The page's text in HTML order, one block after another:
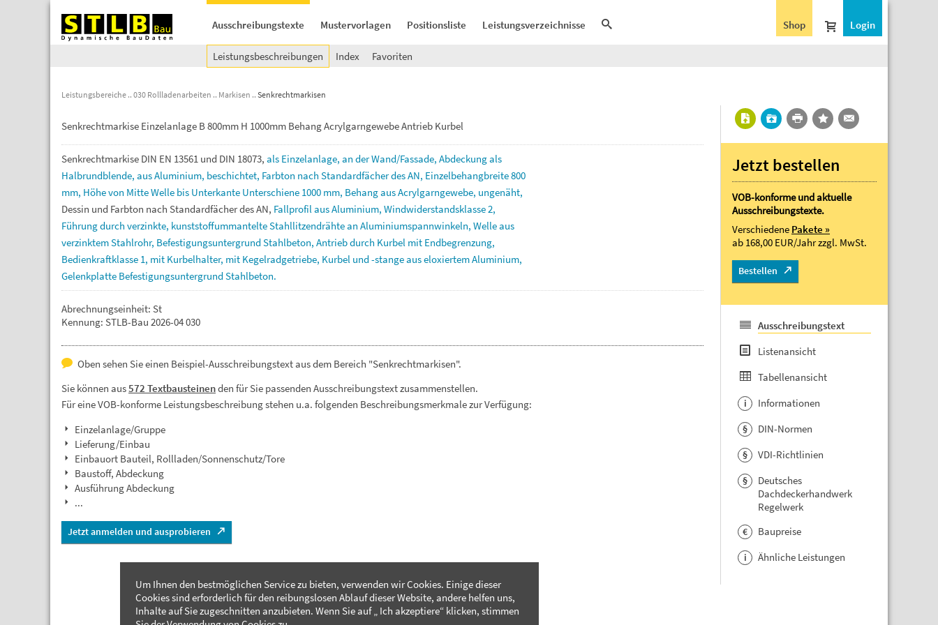
Ausschreibungstexte Mustervorlagen Positionsliste Leistungsverzeichnisse Login
Shop
Leistungsbeschreibungen Index Favoriten
Leistungsbereiche 030 Rollladenarbeiten Markisen Senkrechtmarkisen
Senkrechtmarkise Einzelanlage B 800mm H 1000mm Behang Acrylgarngewebe Antrieb Kurbel
Senkrechtmarkise DIN EN 13561 und DIN 18073, als Einzelanlage, an derWand/Fassade, Abdeckungals
Halbrundblende, ausAluminium, beschichtet, Farbton nach StandardfächerdesAN, Einzelbehangbreite800
mm, Höhevon MitteWelle bis Unterkante Unterschiene 1000 mm, BehangausAcrylgarngewebe, ungenäht,
Dessin und Farbton nach StandardfächerdesAN, FallprofilausAluminium, Windwiderstandsklasse2,
Führungdurch verzinkte, kunststoffummantelteStahllitzendrähtean Aluminiumspannwinkeln, Welleaus
verzinktemStahlrohr, BefestigungsuntergrundStahlbeton, Antriebdurch Kurbel mit Endbegrenzung,
Bedienkraftklasse 1, mit Kurbelhalter, mit Kegelradgetriebe, Kurbel und-stangeauseloxiertemAluminium,
Gelenkplatte BefestigungsuntergrundStahlbeton.
Abrechnungseinheit: St
Kennung: STLB-Bau 2026-04 030
Oben sehen Sie einen Beispiel-Ausschreibungstext aus dem Bereich "Senkrechtmarkisen".
Sie können aus572 Textbausteinenden für Sie passenden Ausschreibungstext zusammenstellen.
Für eine VOB-konforme Leistungsbeschreibung stehen u.a. folgenden Beschreibungsmerkmale zur Verfügung:
Einzelanlage/Gruppe
Lieferung/Einbau
Einbauort Bauteil, Rollladen/Sonnenschutz/Tore
Baustoff, Abdeckung
Ausführung Abdeckung
...
Jetzt anmelden und ausprobieren
Jetzt bestellen
VOB-konforme und aktuelle
Ausschreibungstexte.
Verschiedene Pakete »
ab 168,00 EUR/Jahrzzgl. MwSt.
Bestellen
Ausschreibungstext
Listenansicht
Tabellenansicht
i Informationen
§ DIN-Normen
§ VDI-Richtlinien
§
Deutsches
Dachdeckerhandwerk
Regelwerk
€ Baupreise
i Ähnliche Leistungen
Um Ihnen den bestmöglichen Service zu bieten, verwenden wir Cookies. Einige dieser
Cookies sind erforderlich für den reibungslosen Ablauf dieser Website, andere helfen uns,
Inhalte auf Sie zugeschnitten anzubieten. Wenn Sie auf „ Ich akzeptiere“ klicken, stimmen